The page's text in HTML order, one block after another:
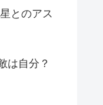
とのアス
は自分？